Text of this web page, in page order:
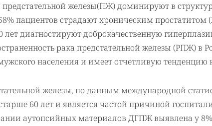
железы(ПЖ) доминируют в
пациентов страдают хроническим простатитом
диагностируют доброкачественную
рака предстательной железы (РПЖ) в
населения и имеет отчетливую тенденцию
железы, по данным международной
60 лет и является частой причиной
аутопсийных материалов ДГПЖ выявлена у